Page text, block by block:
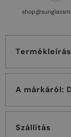
Termékleírás
Szállítás